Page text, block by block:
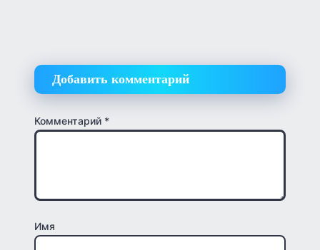
Добавить комментарий
Комментарий *
Имя